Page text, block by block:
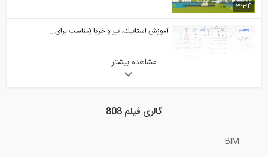
3:34
آموزش استاتيك، تير و خرپا (مناسب برای...
مشاهده بیشتر
گالری فیلم 808
BIM